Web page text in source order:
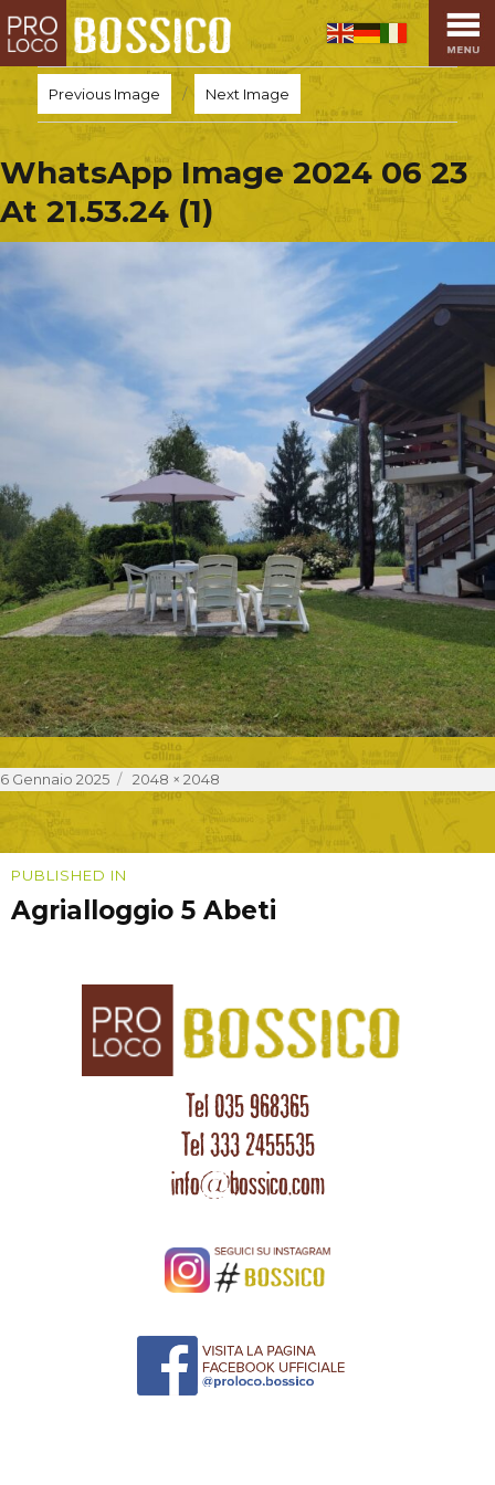
HOME
PRO LOCO
L’ALTOPIANO
PROMOZIONI
ASSOCIAZIONI
SAPORI TIPICI
ARTE E CULTURA
COMMERCIO
DINTORNI
CONTATTI
Previous Image Next Image
WhatsApp Image 2024 06 23
At 21.53.24 (1)
Posted
6 Gennaio 2025
Full
size
2048 × 2048
Navigazione
articoli
PUBLISHED IN
Agrialloggio 5 Abeti
Tel 035 968365
Tel 333 2455535
info@bossico.com